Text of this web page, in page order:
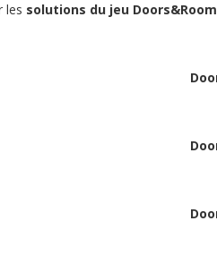
les solutions du jeu